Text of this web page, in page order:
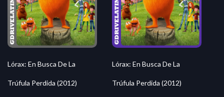
Lórax: En Busca De La
Trúfula Perdida (2012)
Lórax: En Busca De La
Trúfula Perdida (2012)